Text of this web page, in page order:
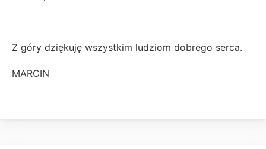
Z góry dziękuję wszystkim ludziom dobrego serca.
MARCIN